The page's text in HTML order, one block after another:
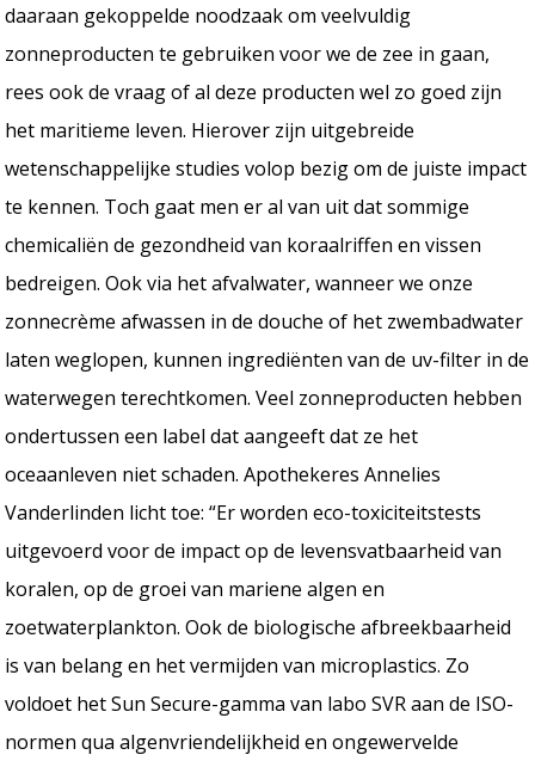
daaraan gekoppelde noodzaak om veelvuldig
zonneproducten te gebruiken voor we de zee in gaan,
rees ook de vraag of al deze producten wel zo goed zijn
het maritieme leven. Hierover zijn uitgebreide
wetenschappelijke studies volop bezig om de juiste impact
te kennen. Toch gaat men er al van uit dat sommige
chemicaliën de gezondheid van koraalriffen en vissen
bedreigen. Ook via het afvalwater, wanneer we onze
zonnecrème afwassen in de douche of het zwembadwater
laten weglopen, kunnen ingrediënten van de uv-filter in de
waterwegen terechtkomen. Veel zonneproducten hebben
ondertussen een label dat aangeeft dat ze het
oceaanleven niet schaden. Apothekeres Annelies
Vanderlinden licht toe: “Er worden eco-toxiciteitstests
uitgevoerd voor de impact op de levensvatbaarheid van
koralen, op de groei van mariene algen en
zoetwaterplankton. Ook de biologische afbreekbaarheid
is van belang en het vermijden van microplastics. Zo
voldoet het Sun Secure-gamma van labo SVR aan de ISO-
normen qua algenvriendelijkheid en ongewervelde